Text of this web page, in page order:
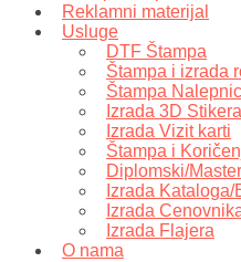
Reklamni materijal
Usluge
DTF Štampa
Štampa i izrada
Štampa
Izrada 3D
Izrada Vizit karti
Štampa i
Diplomski/
Izrada Kataloga/
Izrada
Izrada Flajera
O nama